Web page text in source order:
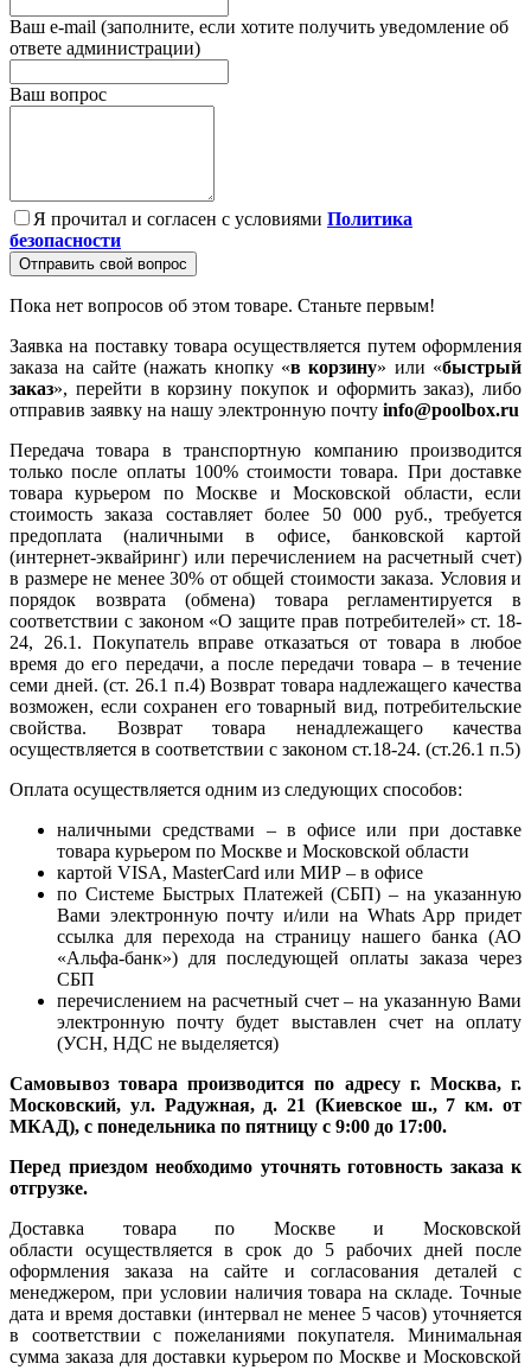
Ваш e-mail (заполните, если хотите получить уведомление об
ответе администрации)
Ваш вопрос
Я прочитал и согласен с условиями Политика
безопасности
Отправить свой вопрос
Пока нет вопросов об этом товаре. Станьте первым!
Заявка на поставку товара осуществляется путем оформления
заказа на сайте (нажать кнопку «в корзину» или «быстрый
заказ», перейти в корзину покупок и оформить заказ), либо
отправив заявку на нашу электронную почту info@poolbox.ru
Передача товара в транспортную компанию производится
только после оплаты 100% стоимости товара. При доставке
товара курьером по Москве и Московской области, если
стоимость заказа составляет более 50 000 руб., требуется
предоплата (наличными в офисе, банковской картой
(интернет-эквайринг) или перечислением на расчетный счет)
в размере не менее 30% от общей стоимости заказа. Условия и
порядок возврата (обмена) товара регламентируется в
соответствии с законом «О защите прав потребителей» ст. 18-
24, 26.1. Покупатель вправе отказаться от товара в любое
время до его передачи, а после передачи товара – в течение
семи дней. (ст. 26.1 п.4) Возврат товара надлежащего качества
возможен, если сохранен его товарный вид, потребительские
свойства. Возврат товара ненадлежащего качества
осуществляется в соответствии с законом ст.18-24. (ст.26.1 п.5)
Оплата осуществляется одним из следующих способов:
наличными средствами – в офисе или при доставке
товара курьером по Москве и Московской области
картой VISA, MasterCard или МИР – в офисе
по Системе Быстрых Платежей (СБП) – на указанную
Вами электронную почту и/или на Whats App придет
ссылка для перехода на страницу нашего банка (АО
«Альфа-банк») для последующей оплаты заказа через
СБП
перечислением на расчетный счет – на указанную Вами
электронную почту будет выставлен счет на оплату
(УСН, НДС не выделяется)
Самовывоз товара производится по адресу г. Москва, г.
Московский, ул. Радужная, д. 21 (Киевское ш., 7 км. от
МКАД), с понедельника по пятницу с 9:00 до 17:00.
Перед приездом необходимо уточнять готовность заказа к
отгрузке.
Доставка товара по Москве и Московской
области осуществляется в срок до 5 рабочих дней после
оформления заказа на сайте и согласования деталей с
менеджером, при условии наличия товара на складе. Точные
дата и время доставки (интервал не менее 5 часов) уточняется
в соответствии с пожеланиями покупателя. Минимальная
сумма заказа для доставки курьером по Москве и Московской